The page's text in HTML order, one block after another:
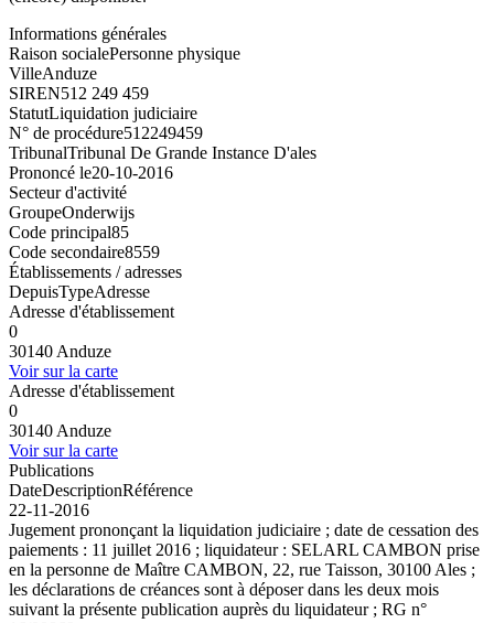
Informations générales
Raison socialePersonne physique
VilleAnduze
SIREN512 249 459
StatutLiquidation judiciaire
N° de procédure512249459
TribunalTribunal De Grande Instance D'ales
Prononcé le20-10-2016
Secteur d'activité
GroupeOnderwijs
Code principal85
Code secondaire8559
Établissements / adresses
DepuisTypeAdresse
Adresse d'établissement
0
30140 Anduze
Voir sur la carte
Adresse d'établissement
0
30140 Anduze
Voir sur la carte
Publications
DateDescriptionRéférence
22-11-2016
Jugement prononçant la liquidation judiciaire ; date de cessation des
paiements : 11 juillet 2016 ; liquidateur : SELARL CAMBON prise
en la personne de Maître CAMBON, 22, rue Taisson, 30100 Ales ;
les déclarations de créances sont à déposer dans les deux mois
suivant la présente publication auprès du liquidateur ; RG n°